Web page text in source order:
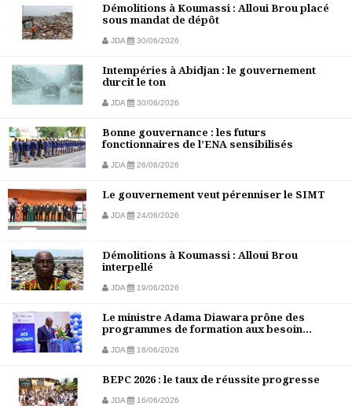
Démolitions à Koumassi : Alloui Brou placé
sous mandat de dépôt
JDA 30/06/2026
Intempéries à Abidjan : le gouvernement
durcit le ton
JDA 30/06/2026
Bonne gouvernance : les futurs
fonctionnaires de l’ENA sensibilisés
JDA 26/06/2026
Le gouvernement veut pérenniser le SIMT
JDA 24/06/2026
Démolitions à Koumassi : Alloui Brou
interpellé
JDA 19/06/2026
Le ministre Adama Diawara prône des
programmes de formation aux besoin...
JDA 18/06/2026
BEPC 2026 : le taux de réussite progresse
JDA 16/06/2026